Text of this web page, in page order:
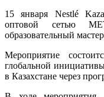
15 января Nestlé
оптовой сетью
образовательный
Мероприятие
глобальной
в Казахстане через